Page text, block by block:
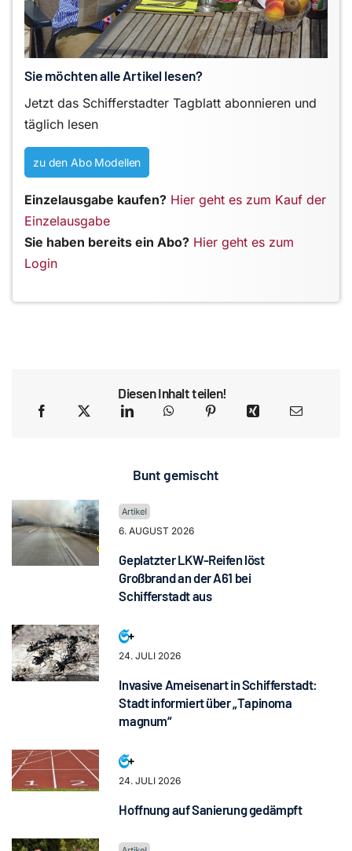
Sie möchten alle Artikel lesen?
Jetzt das Schifferstadter Tagblatt abonnieren und
täglich lesen
zu den Abo Modellen
Einzelausgabe kaufen? Hier geht es zum Kauf der
Einzelausgabe
Sie haben bereits ein Abo? Hier geht es zum
Login
Diesen Inhalt teilen!
Bunt gemischt
6. AUGUST 2026
Geplatzter LKW-Reifen löst
Großbrand an der A61 bei
Schifferstadt aus
24. JULI 2026
Invasive Ameisenart in Schifferstadt:
Stadt informiert über „Tapinoma
magnum“
24. JULI 2026
Hoffnung auf Sanierung gedämpft